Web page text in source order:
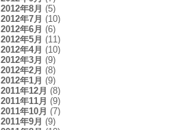
2012年8月 (5)
2012年7月 (10)
2012年6月 (6)
2012年5月 (11)
2012年4月 (10)
2012年3月 (9)
2012年2月 (8)
2012年1月 (9)
2011年12月 (8)
2011年11月 (9)
2011年10月 (7)
2011年9月 (9)